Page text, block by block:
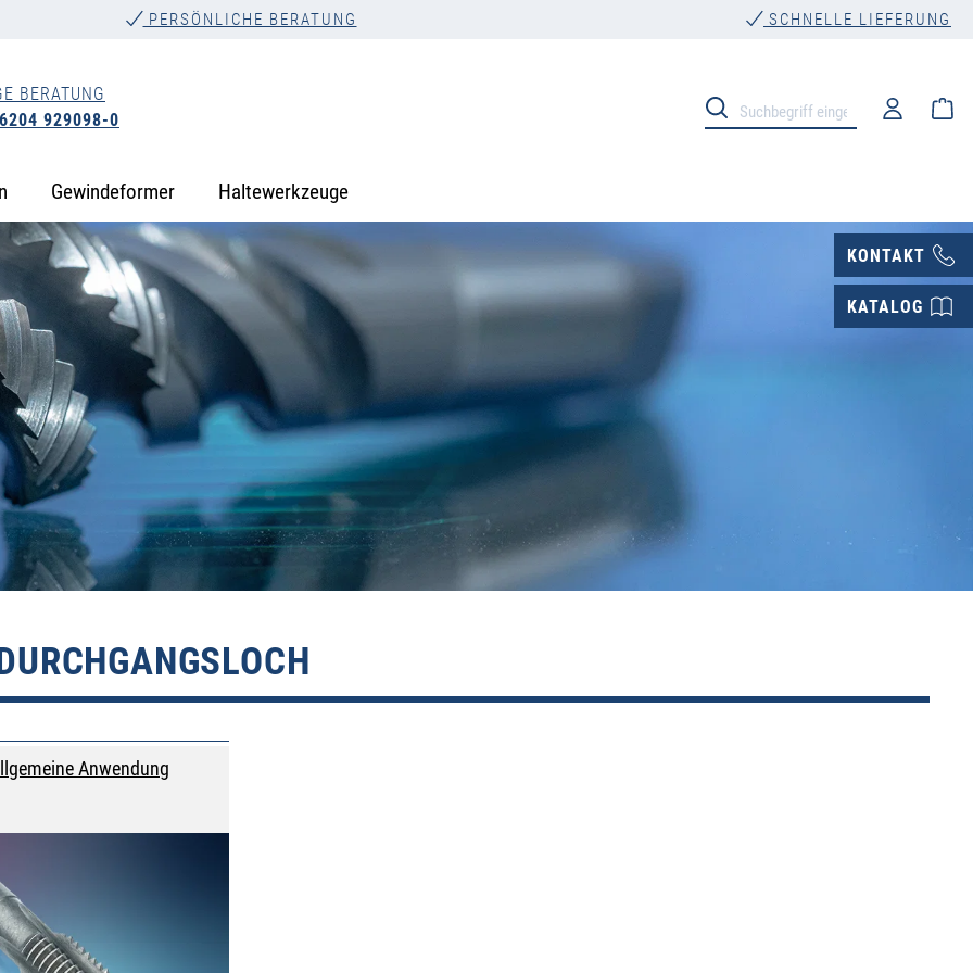
PERSÖNLICHE BERATUNG SCHNELLE LIEFERUNG
BERATUNG
929098-0
Gewindeformer Haltewerkzeuge
KONTAKT
KATALOG
Anwendung